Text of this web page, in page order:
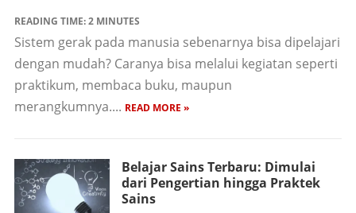
READING TIME:2 MINUTES
Sistem gerak pada manusia sebenarnya bisa dipelajari
dengan mudah? Caranya bisa melalui kegiatan seperti
praktikum, membaca buku, maupun
merangkumnya.... READ MORE »
Belajar Sains Terbaru: Dimulai
dari Pengertian hingga Praktek
Sains